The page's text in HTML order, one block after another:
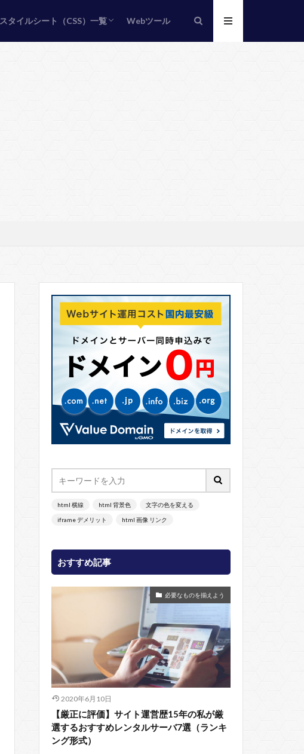
スタイルシート（CSS）一覧 Webツール
html 横線 html 背景色 文字の色を変える
iframe デメリット html 画像 リンク
おすすめ記事
必要なものを揃えよう
2020年6月10日
【厳正に評価】サイト運営歴15年の私が厳
選するおすすめレンタルサーバ7選（ランキ
ング形式）